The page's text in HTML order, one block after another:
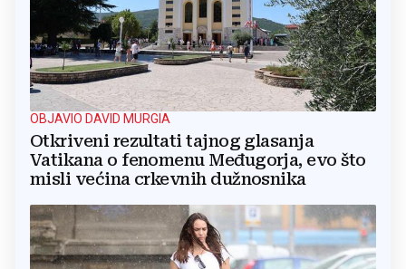
OBJAVIO DAVID MURGIA
Otkriveni rezultati tajnog glasanja
Vatikana o fenomenu Međugorja, evo što
misli većina crkevnih dužnosnika